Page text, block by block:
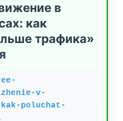
в
как
трафика»
v-
poluchat-